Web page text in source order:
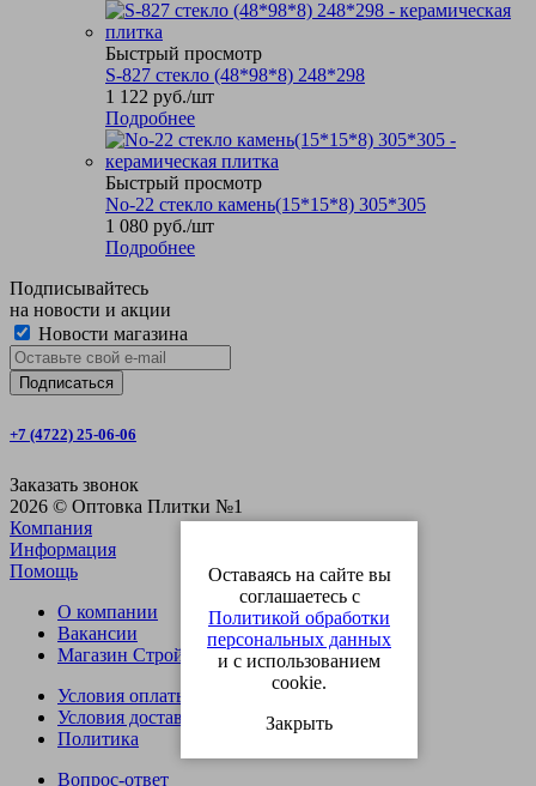
Быстрый просмотр
S-827 стекло (48*98*8) 248*298
1 122 руб./шт
Подробнее
Быстрый просмотр
No-22 стекло камень(15*15*8) 305*305
1 080 руб./шт
Подробнее
Подписывайтесь
на новости и акции
Новости магазина
+7 (4722) 25-06-06
Заказать звонок
2026 © Оптовка Плитки №1
Компания
Информация
Помощь
О компании
Вакансии
Магазин СтройОпт
Условия оплаты
Условия доставки
Политика
Вопрос-ответ
Оставаясь на сайте вы
соглашаетесь с
Политикой обработки
персональных данных
и с использованием
cookie.
Закрыть